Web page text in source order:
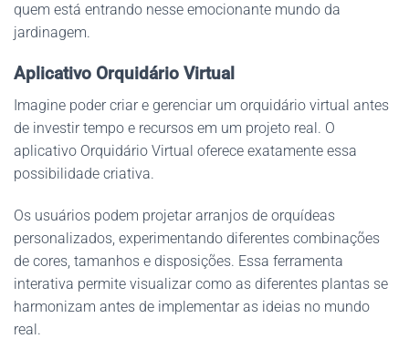
quem está entrando nesse emocionante mundo da
jardinagem.
Aplicativo Orquidário Virtual
Imagine poder criar e gerenciar um orquidário virtual antes
de investir tempo e recursos em um projeto real. O
aplicativo Orquidário Virtual oferece exatamente essa
possibilidade criativa.
Os usuários podem projetar arranjos de orquídeas
personalizados, experimentando diferentes combinações
de cores, tamanhos e disposições. Essa ferramenta
interativa permite visualizar como as diferentes plantas se
harmonizam antes de implementar as ideias no mundo
real.